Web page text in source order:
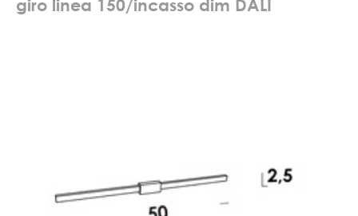
giro linea 150/incasso dim DALI